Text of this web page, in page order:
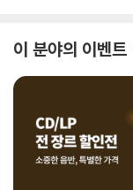
이 분야의 이벤트